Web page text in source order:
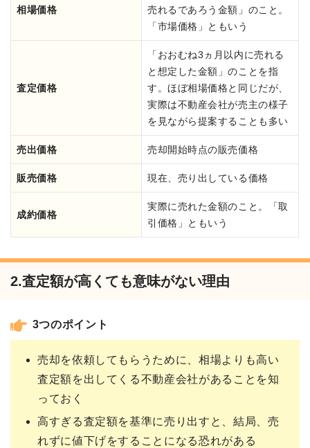
相場価格
売れるであろう金額」のこと。
「市場価格」ともいう
査定価格
「おおむね3ヵ月以内に売れる
と想定した金額」のことを指
す。ほぼ相場価格と同じだが、
実際は不動産会社が売主の様子
を見ながら提案することも多い
売出価格 売却開始時点の販売価格
販売価格 現在、売り出している価格
成約価格
実際に売れた金額のこと。「取
引価格」ともいう
2.査定額が高くても意味がない理由
3つのポイント
売却を依頼してもらうために、相場よりも高い
査定額を出してくる不動産会社があることを知
っておく
高すぎる査定額を基準に売り出すと、結局、売
れずに値下げをすることになる恐れがある